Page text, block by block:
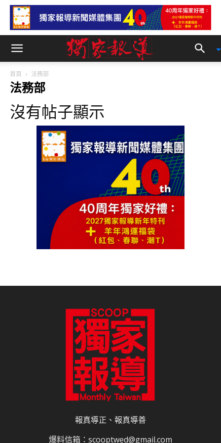
首頁 法務部
法務部
沒有帖子顯示
報真導正、報真導善
爆料信箱：scooptwed@gmail.com